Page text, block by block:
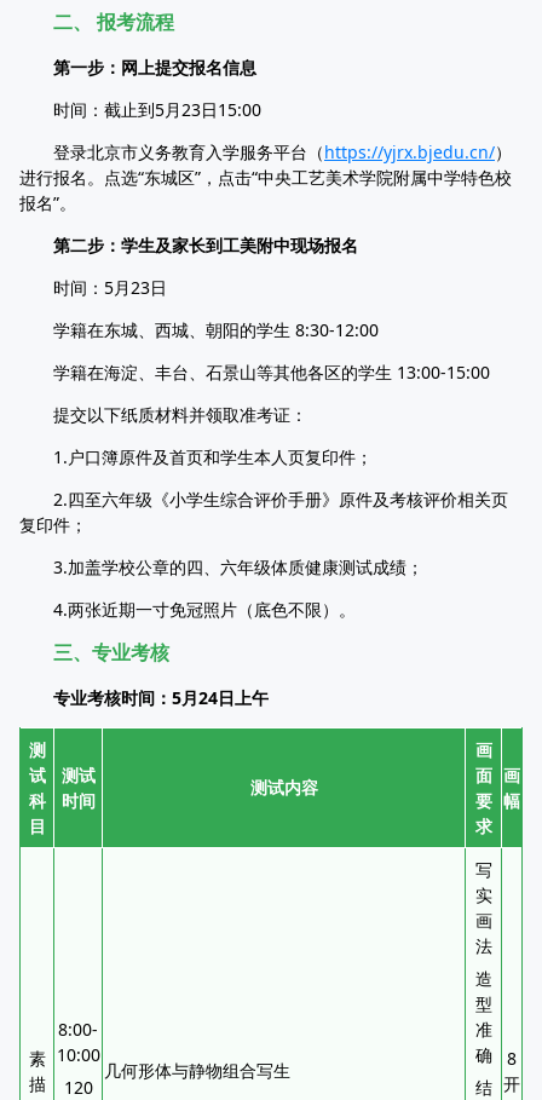
二、 报考流程
第一步：网上提交报名信息
时间：截止到5月23日15:00
登录北京市义务教育入学服务平台（https://yjrx.bjedu.cn/）
进行报名。点选“东城区”，点击“中央工艺美术学院附属中学特色校
报名”。
第二步：学生及家长到工美附中现场报名
时间：5月23日
学籍在东城、西城、朝阳的学生 8:30-12:00
学籍在海淀、丰台、石景山等其他各区的学生 13:00-15:00
提交以下纸质材料并领取准考证：
1.户口簿原件及首页和学生本人页复印件；
2.四至六年级《小学生综合评价手册》原件及考核评价相关页
复印件；
3.加盖学校公章的四、六年级体质健康测试成绩；
4.两张近期一寸免冠照片（底色不限）。
三、专业考核
专业考核时间：5月24日上午
测
试
科
目
测试
时间
测试内容
画
面
要
求
画
幅
素
描
8:00-
10:00
120
几何形体与静物组合写生
写
实
画
法
造
型
准
确
结
8
开